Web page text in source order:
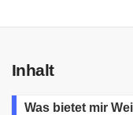
Inhalt
Was bietet mir